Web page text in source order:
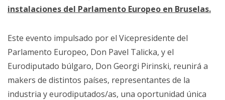
instalaciones del Parlamento Europeo en Bruselas.
Este evento impulsado por el Vicepresidente del
Parlamento Europeo, Don Pavel Talicka, y el
Eurodiputado búlgaro, Don Georgi Pirinski, reunirá a
makers de distintos países, representantes de la
industria y eurodiputados/as, una oportunidad única